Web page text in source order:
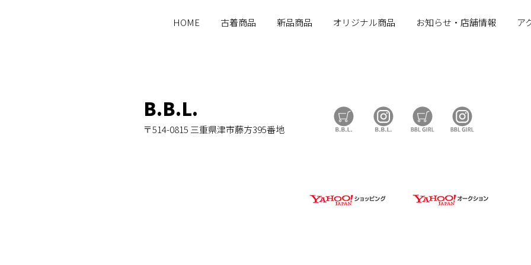
HOME 古着商品 新品商品 オリジナル商品 お知らせ・店舗情報 ア
B.B.L.
〒514-0815 三重県津市藤方395番地
B.B.L Store B.B.L BBL GIRL Store